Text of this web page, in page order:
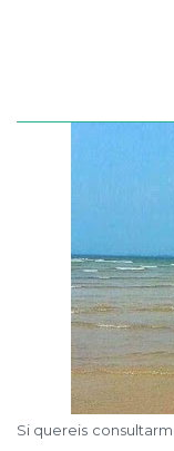
Si quereis